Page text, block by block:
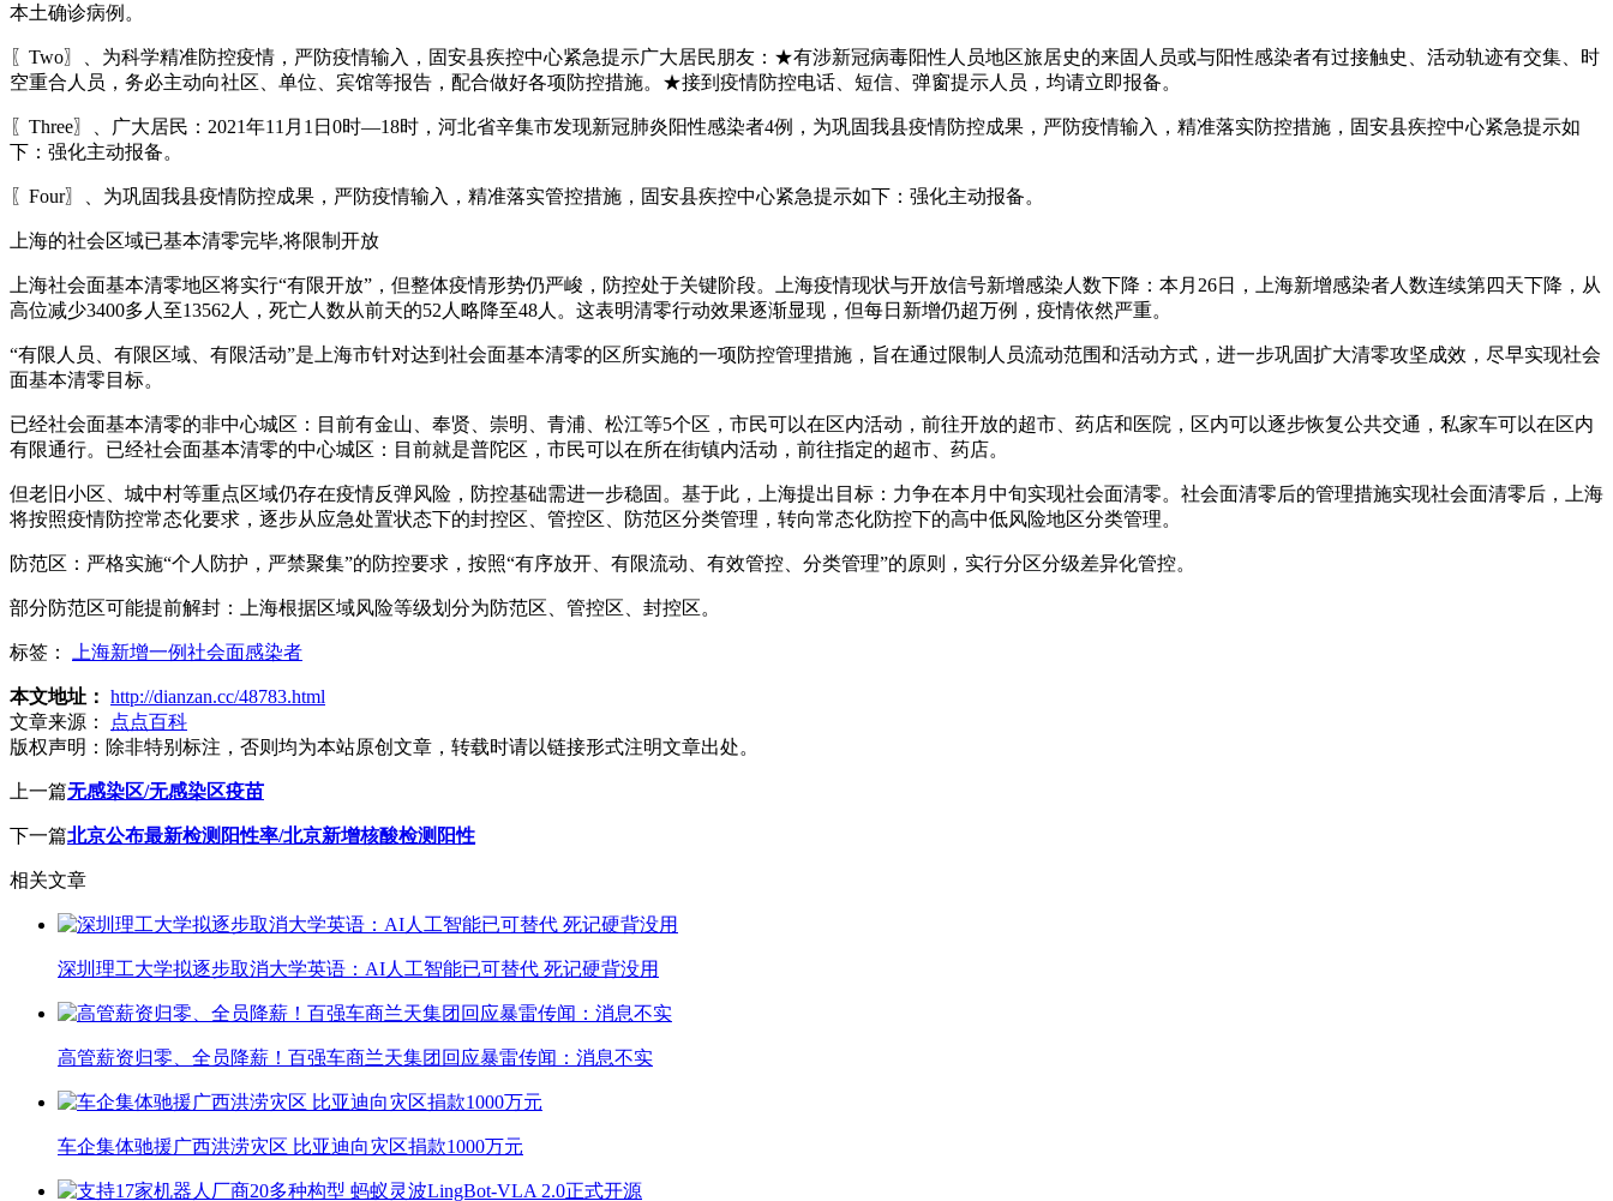
本土确诊病例。
〖Two〗、为科学精准防控疫情，严防疫情输入，固安县疾控中心紧急提示广大居民朋友：★有涉新冠病毒阳性人员地区旅居史的来固人员或与阳性感染者有过接触史、活动轨迹有交集、时
空重合人员，务必主动向社区、单位、宾馆等报告，配合做好各项防控措施。★接到疫情防控电话、短信、弹窗提示人员，均请立即报备。
〖Three〗、广大居民：2021年11月1日0时—18时，河北省辛集市发现新冠肺炎阳性感染者4例，为巩固我县疫情防控成果，严防疫情输入，精准落实防控措施，固安县疾控中心紧急提示如
下：强化主动报备。
〖Four〗、为巩固我县疫情防控成果，严防疫情输入，精准落实管控措施，固安县疾控中心紧急提示如下：强化主动报备。
上海的社会区域已基本清零完毕,将限制开放
上海社会面基本清零地区将实行“有限开放”，但整体疫情形势仍严峻，防控处于关键阶段。上海疫情现状与开放信号新增感染人数下降：本月26日，上海新增感染者人数连续第四天下降，从
高位减少3400多人至13562人，死亡人数从前天的52人略降至48人。这表明清零行动效果逐渐显现，但每日新增仍超万例，疫情依然严重。
“有限人员、有限区域、有限活动”是上海市针对达到社会面基本清零的区所实施的一项防控管理措施，旨在通过限制人员流动范围和活动方式，进一步巩固扩大清零攻坚成效，尽早实现社会
面基本清零目标。
已经社会面基本清零的非中心城区：目前有金山、奉贤、崇明、青浦、松江等5个区，市民可以在区内活动，前往开放的超市、药店和医院，区内可以逐步恢复公共交通，私家车可以在区内
有限通行。已经社会面基本清零的中心城区：目前就是普陀区，市民可以在所在街镇内活动，前往指定的超市、药店。
但老旧小区、城中村等重点区域仍存在疫情反弹风险，防控基础需进一步稳固。基于此，上海提出目标：力争在本月中旬实现社会面清零。社会面清零后的管理措施实现社会面清零后，上海
将按照疫情防控常态化要求，逐步从应急处置状态下的封控区、管控区、防范区分类管理，转向常态化防控下的高中低风险地区分类管理。
防范区：严格实施“个人防护，严禁聚集”的防控要求，按照“有序放开、有限流动、有效管控、分类管理”的原则，实行分区分级差异化管控。
部分防范区可能提前解封：上海根据区域风险等级划分为防范区、管控区、封控区。
标签： 上海新增一例社会面感染者
本文地址： http://dianzan.cc/48783.html
文章来源：
点点百科
版权声明： 除非特别标注，否则均为本站原创文章，转载时请以链接形式注明文章出处。
上一篇无感染区/无感染区疫苗
下一篇北京公布最新检测阳性率/北京新增核酸检测阳性
相关文章
深圳理工大学拟逐步取消大学英语：AI人工智能已可替代 死记硬背没用
高管薪资归零、全员降薪！百强车商兰天集团回应暴雷传闻：消息不实
车企集体驰援广西洪涝灾区 比亚迪向灾区捐款1000万元